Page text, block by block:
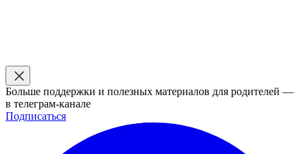
Больше поддержки и полезных материалов для родителей —
в телеграм-канале
Подписаться